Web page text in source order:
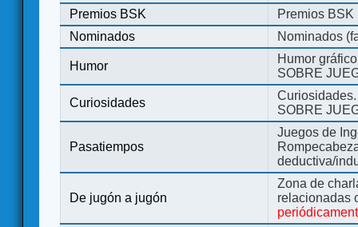
Premios BSK
Premios BSK
Nominados
Nominados
Humor
Humor
SOBRE
Curiosidades
SOBRE
Pasatiempos
Juegos de
deductiva/
De jugón a jugón
Zona de
relacionadas